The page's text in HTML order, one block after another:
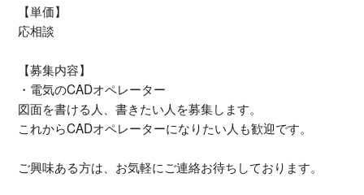
【単価】
応相談
【募集内容】
・電気のCADオペレーター
図面を書ける人、書きたい人を募集します。
これからCADオペレーターになりたい人も歓迎です。
ご興味ある方は、お気軽にご連絡お待ちしております。